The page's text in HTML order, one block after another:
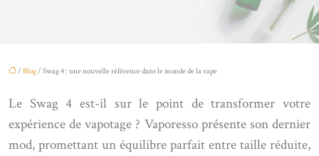
/ Blog/ Swag 4 : une nouvelle référence dans le monde de la vape
Le Swag 4 est-il sur le point de transformer votre
expérience de vapotage ? Vaporesso présente son dernier
mod, promettant un équilibre parfait entre taille réduite,